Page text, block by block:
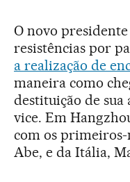
O novo
resistências por
a realização de
maneira como
destituição de sua
vice. Em
com os
Abe, e da Itália,